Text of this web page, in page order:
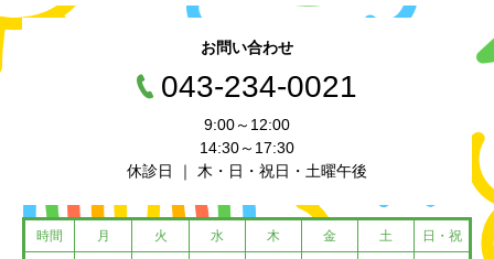
お問い合わせ
043-234-0021
9:00～12:00
14:30～17:30
休診日 ｜ 木・日・祝日・土曜午後
時間 月 火 水 木 金 土 日・祝